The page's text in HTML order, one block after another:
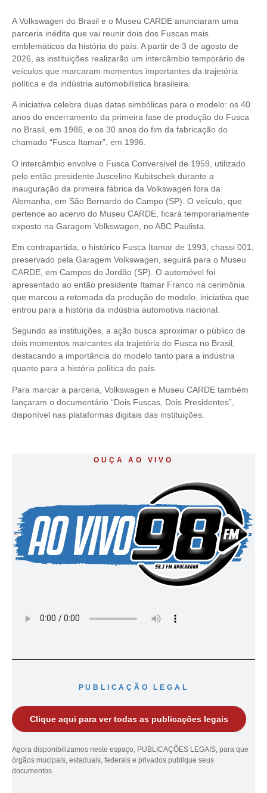
A Volkswagen do Brasil e o Museu CARDE anunciaram uma
parceria inédita que vai reunir dois dos Fuscas mais
emblemáticos da história do país. A partir de 3 de agosto de
2026, as instituições realizarão um intercâmbio temporário de
veículos que marcaram momentos importantes da trajetória
política e da indústria automobilística brasileira.
A iniciativa celebra duas datas simbólicas para o modelo: os 40
anos do encerramento da primeira fase de produção do Fusca
no Brasil, em 1986, e os 30 anos do fim da fabricação do
chamado “Fusca Itamar”, em 1996.
O intercâmbio envolve o Fusca Conversível de 1959, utilizado
pelo então presidente Juscelino Kubitschek durante a
inauguração da primeira fábrica da Volkswagen fora da
Alemanha, em São Bernardo do Campo (SP). O veículo, que
pertence ao acervo do Museu CARDE, ficará temporariamente
exposto na Garagem Volkswagen, no ABC Paulista.
Em contrapartida, o histórico Fusca Itamar de 1993, chassi 001,
preservado pela Garagem Volkswagen, seguirá para o Museu
CARDE, em Campos do Jordão (SP). O automóvel foi
apresentado ao então presidente Itamar Franco na cerimônia
que marcou a retomada da produção do modelo, iniciativa que
entrou para a história da indústria automotiva nacional.
Segundo as instituições, a ação busca aproximar o público de
dois momentos marcantes da trajetória do Fusca no Brasil,
destacando a importância do modelo tanto para a indústria
quanto para a história política do país.
Para marcar a parceria, Volkswagen e Museu CARDE também
lançaram o documentário “Dois Fuscas, Dois Presidentes”,
disponível nas plataformas digitais das instituições.
OUÇA AO VIVO
PUBLICAÇÃO LEGAL
Clique aqui para ver todas as publicações legais
Agora disponibilizamos neste espaço, PUBLICAÇÕES LEGAIS, para que
órgãos mucipais, estaduais, federais e privados publique seus
documentos.